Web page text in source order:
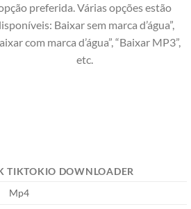
preferida. Várias opções estão
Baixar sem marca d’água”,
com marca d’água”, “Baixar MP3”,
etc.
TIKTOKIO DOWNLOADER
Mp4